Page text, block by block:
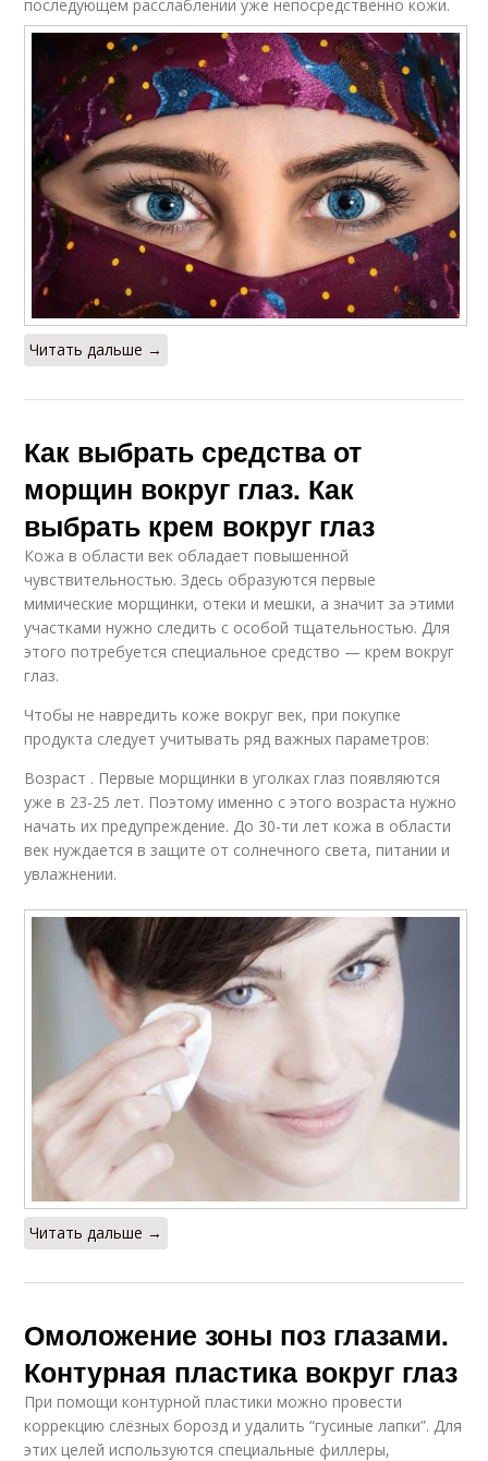
последующем расслаблении уже непосредственно кожи.
Читать дальше →
Как выбрать средства от
морщин вокруг глаз. Как
выбрать крем вокруг глаз
Кожа в области век обладает повышенной
чувствительностью. Здесь образуются первые
мимические морщинки, отеки и мешки, а значит за этими
участками нужно следить с особой тщательностью. Для
этого потребуется специальное средство — крем вокруг
глаз.
Чтобы не навредить коже вокруг век, при покупке
продукта следует учитывать ряд важных параметров:
Возраст . Первые морщинки в уголках глаз появляются
уже в 23-25 лет. Поэтому именно с этого возраста нужно
начать их предупреждение. До 30-ти лет кожа в области
век нуждается в защите от солнечного света, питании и
увлажнении.
Читать дальше →
Омоложение зоны поз глазами.
Контурная пластика вокруг глаз
При помощи контурной пластики можно провести
коррекцию слёзных борозд и удалить “гусиные лапки”. Для
этих целей используются специальные филлеры,